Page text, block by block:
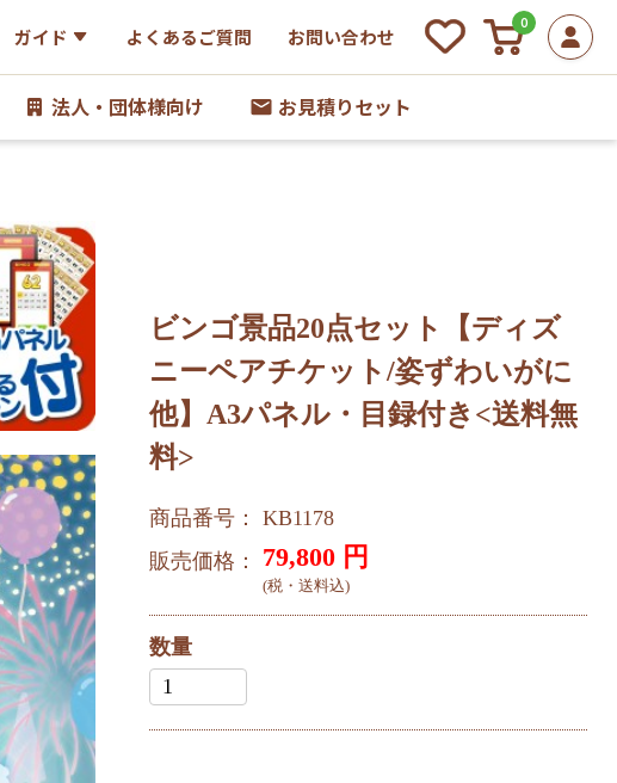
ガイド よくあるご質問 お問い合わせ
0
法人・団体様向け お見積りセット
ビンゴ景品20点セット【ディズ
ニーペアチケット/姿ずわいがに
他】A3パネル・目録付き<送料無
料>
商品番号： KB1178
販売価格：
79,800 円
(税・送料込)
数量